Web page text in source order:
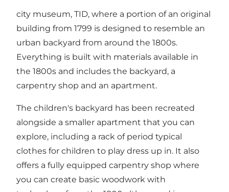
city museum, TID, where a portion of an original
building from 1799 is designed to resemble an
urban backyard from around the 1800s.
Everything is built with materials available in
the 1800s and includes the backyard, a
carpentry shop and an apartment.
The children's backyard has been recreated
alongside a smaller apartment that you can
explore, including a rack of period typical
clothes for children to play dress up in. It also
offers a fully equipped carpentry shop where
you can create basic woodwork with